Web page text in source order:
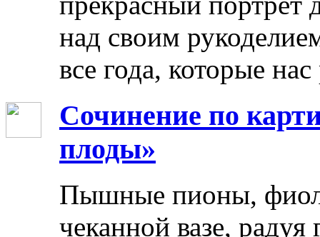
над своим
все года, которые
Сочинение по
плоды»
Пышные пионы,
чеканной вазе,